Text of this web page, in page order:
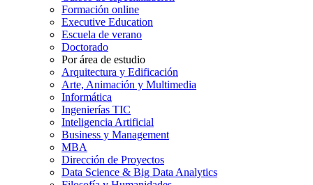
Formación online
Executive Education
Escuela de verano
Doctorado
Por área de estudio
Arquitectura y Edificación
Arte, Animación y Multimedia
Informática
Ingenierías TIC
Inteligencia Artificial
Business y Management
MBA
Dirección de Proyectos
Data Science & Big Data Analytics